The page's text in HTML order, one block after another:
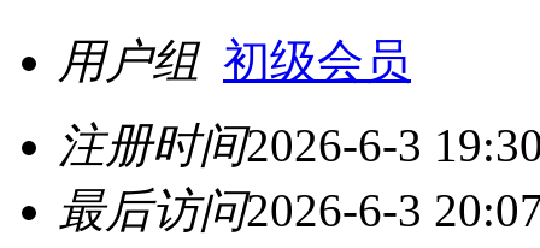
用户组 初级会员
注册时间2026-6-3
最后访问2026-6-3